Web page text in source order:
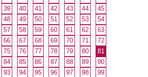
39 40 41 42 43 44
45
48 49 50 51 52 53
54
57 58 59 60 61 62
63
66 67 68 69 70 71
72
75 76 77 78 79 80
81
84 85 86 87 88 89
90
93 94 95 96 97 98
99